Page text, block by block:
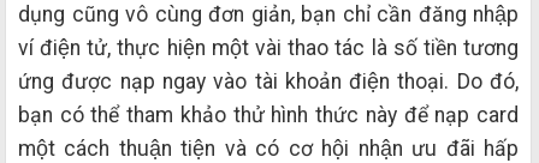
dụng cũng vô cùng đơn giản, bạn chỉ cần đăng nhập
ví điện tử, thực hiện một vài thao tác là số tiền tương
ứng được nạp ngay vào tài khoản điện thoại. Do đó,
bạn có thể tham khảo thử hình thức này để nạp card
một cách thuận tiện và có cơ hội nhận ưu đãi hấp